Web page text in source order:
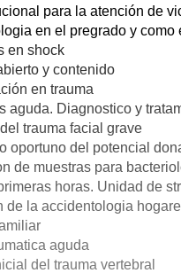
para la atención de
en el pregrado y como
en shock
y contenido
en trauma
aguda. Diagnostico y
trauma facial grave
oportuno del potencial
de muestras para
horas. Unidad de
de la accidentologia
aguda
del trauma vertebral